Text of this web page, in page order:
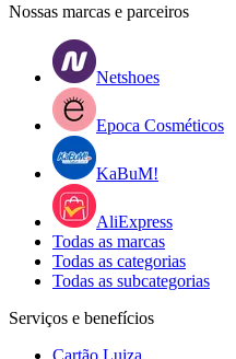
Nossas marcas e parceiros
Netshoes
Epoca Cosméticos
KaBuM!
AliExpress
Todas as marcas
Todas as categorias
Todas as subcategorias
Serviços e benefícios
Cartão Luiza